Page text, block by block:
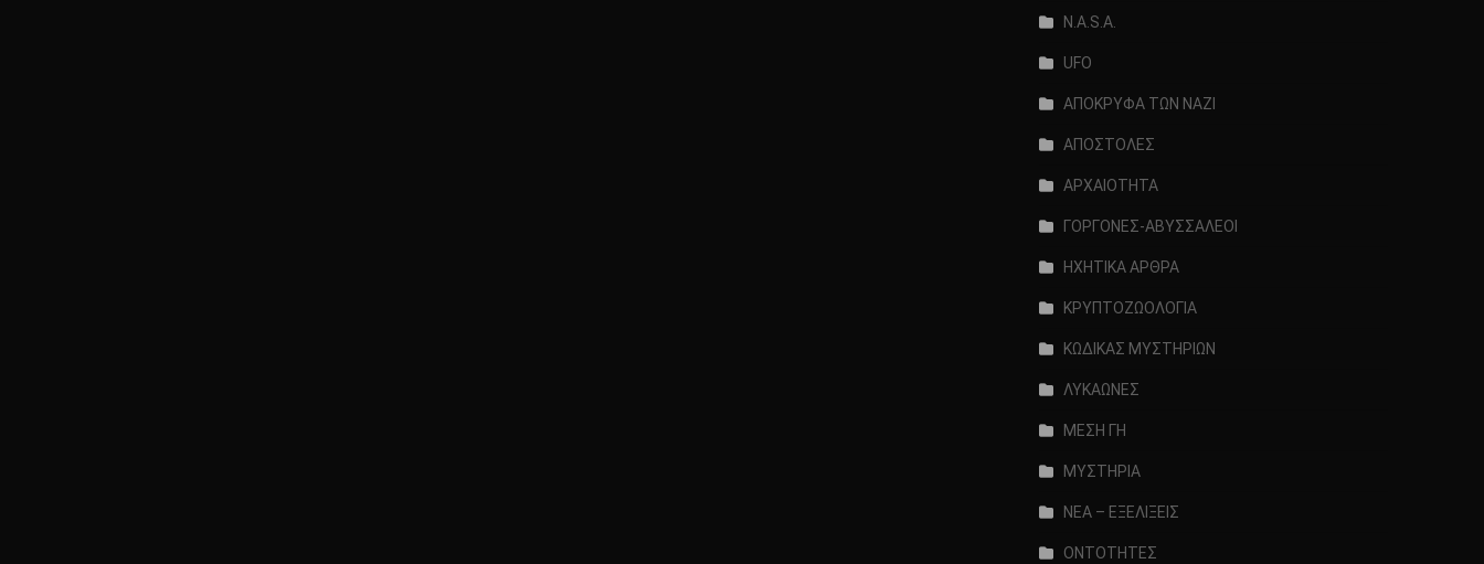
N.A.S.A.
UFO
ΑΠΟΚΡΥΦΑ ΤΩΝ ΝΑΖΙ
ΑΠΟΣΤΟΛΕΣ
ΑΡΧΑΙΟΤΗΤΑ
ΓΟΡΓΟΝΕΣ-ΑΒΥΣΣΑΛΕΟΙ
ΗΧΗΤΙΚΑ ΑΡΘΡΑ
ΚΡΥΠΤΟΖΩΟΛΟΓΙΑ
ΚΩΔΙΚΑΣ ΜΥΣΤΗΡΙΩΝ
ΛΥΚΑΩΝΕΣ
ΜΕΣΗ ΓΗ
ΜΥΣΤΗΡΙΑ
ΝΕΑ – ΕΞΕΛΙΞΕΙΣ
ΟΝΤΟΤΗΤΕΣ